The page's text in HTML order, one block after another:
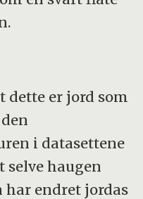
dette er jord som
i datasettene
selve haugen
har endret jordas